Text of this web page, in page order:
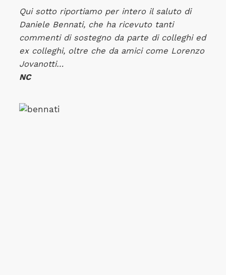
Qui sotto riportiamo per intero il saluto di
Daniele Bennati, che ha ricevuto tanti
commenti di sostegno da parte di colleghi ed
ex colleghi, oltre che da amici come Lorenzo
Jovanotti…
NC